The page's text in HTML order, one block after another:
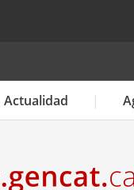
Actualidad